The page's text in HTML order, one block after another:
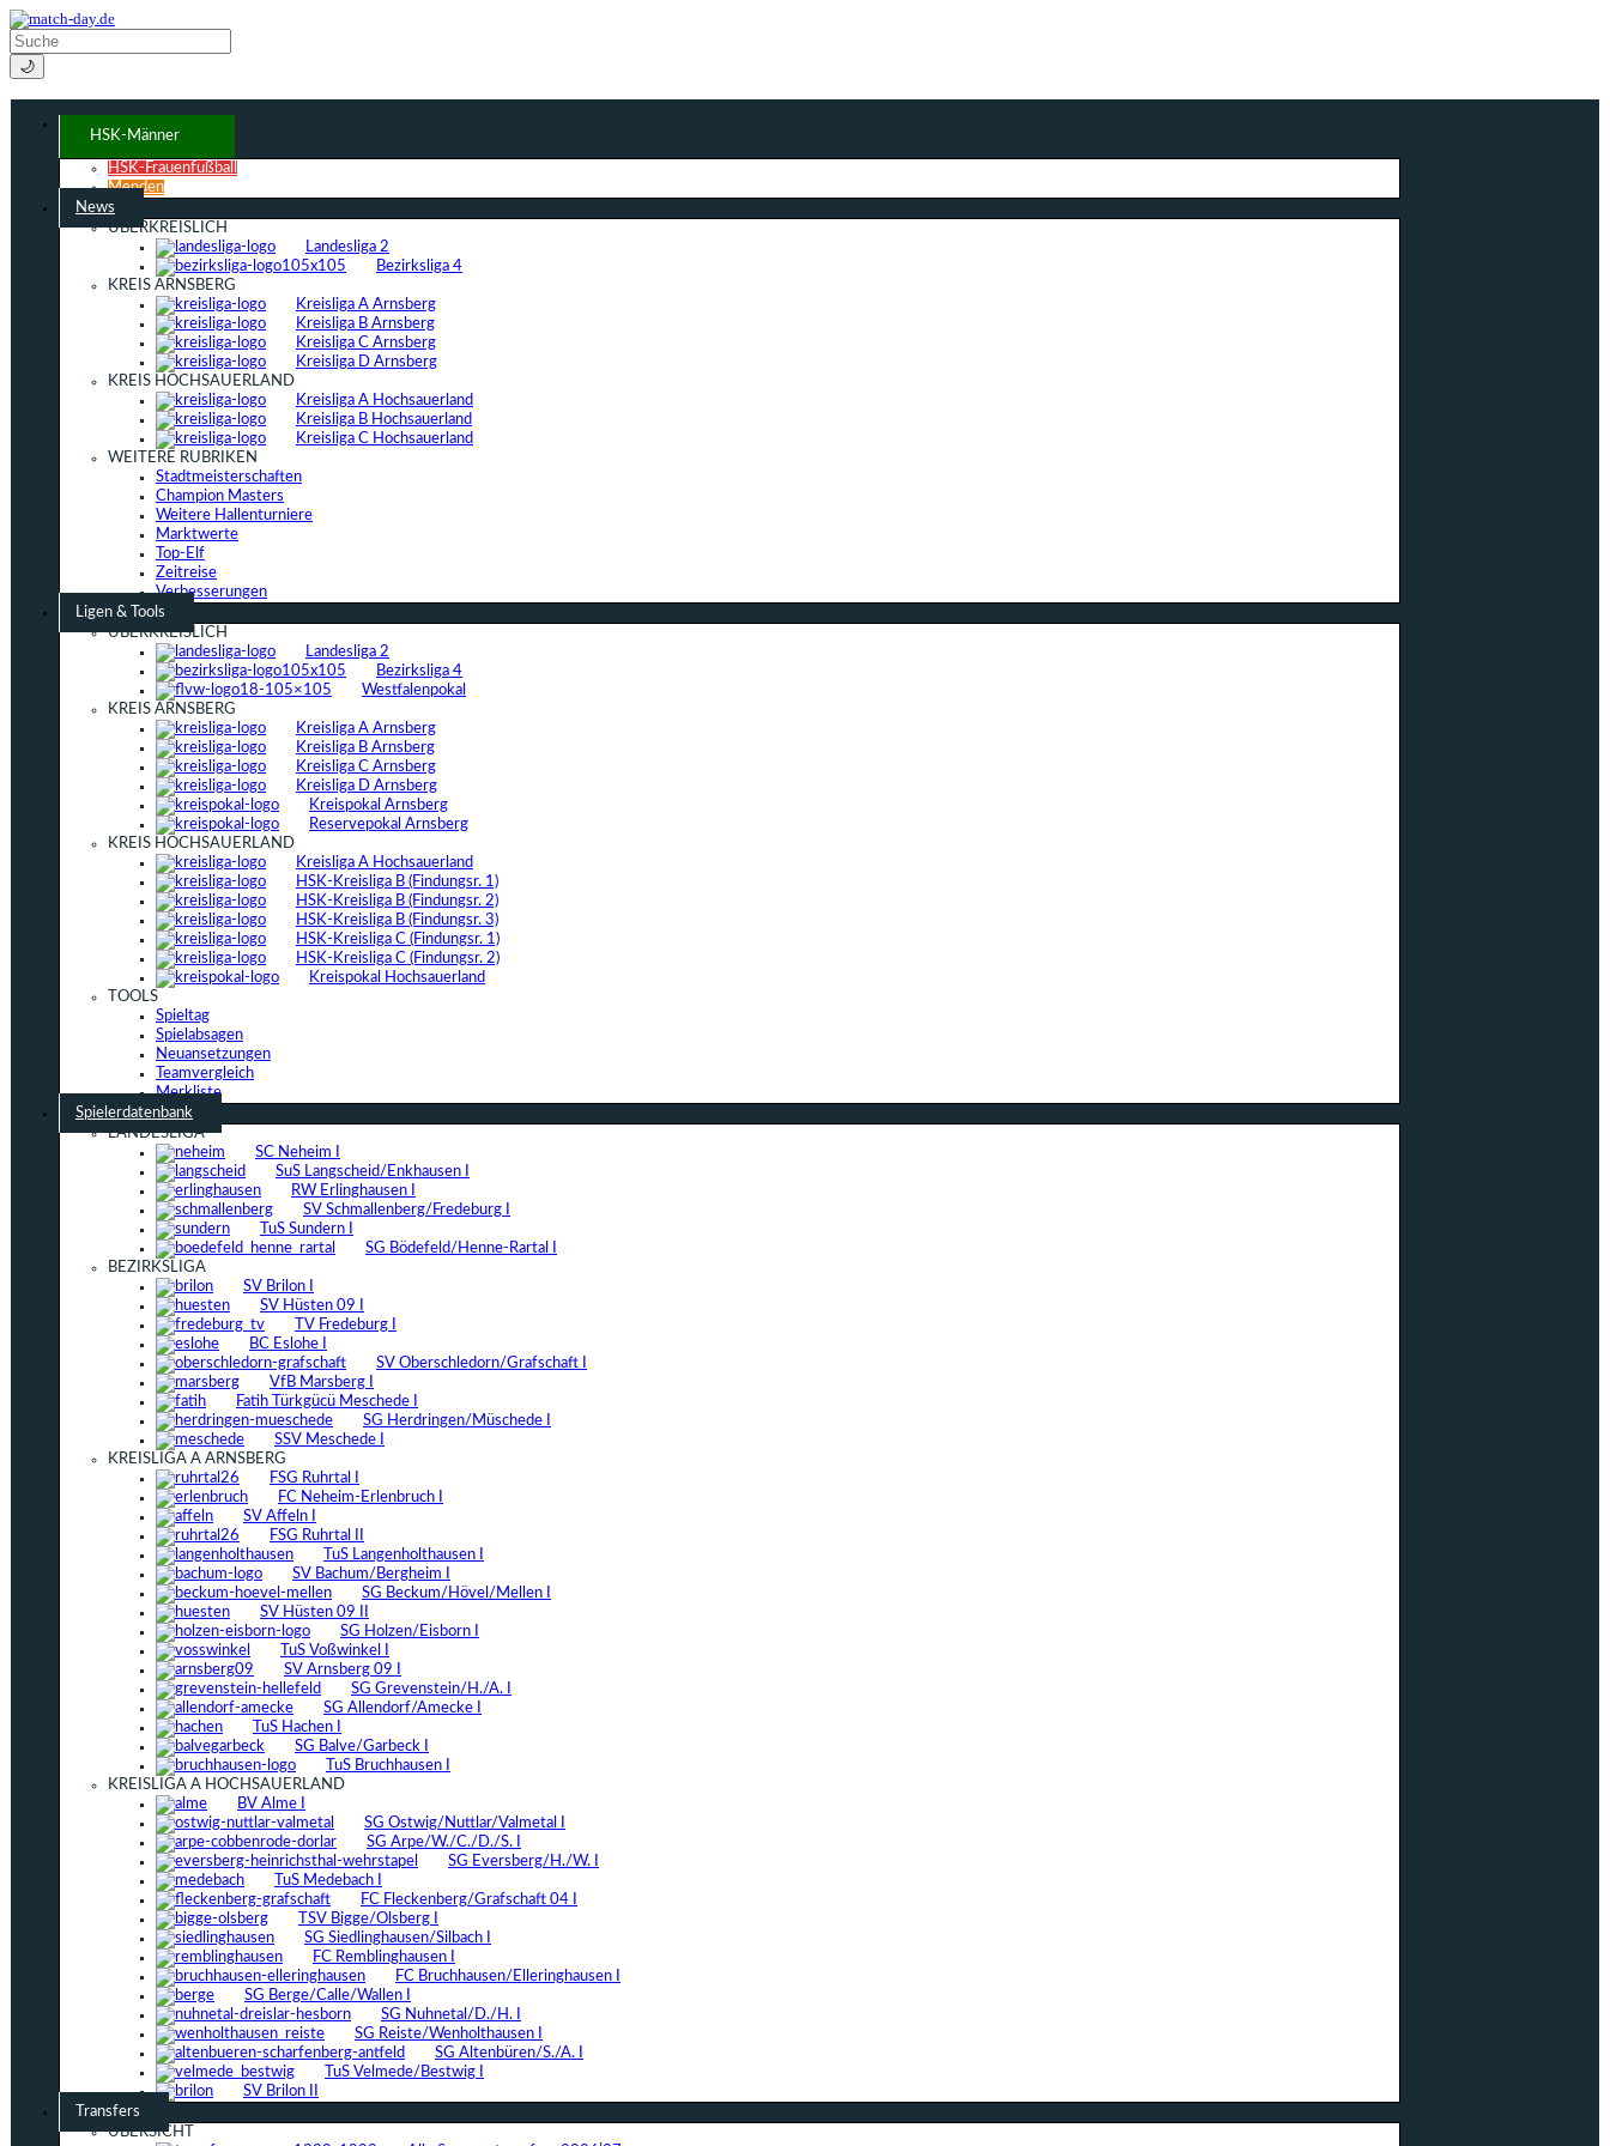
🌙
HSK-Männer
HSK-Frauenfußball
Menden
News
ÜBERKREISLICH
Landesliga 2
Bezirksliga 4
KREIS ARNSBERG
Kreisliga A Arnsberg
Kreisliga B Arnsberg
Kreisliga C Arnsberg
Kreisliga D Arnsberg
KREIS HOCHSAUERLAND
Kreisliga A Hochsauerland
Kreisliga B Hochsauerland
Kreisliga C Hochsauerland
WEITERE RUBRIKEN
Stadtmeisterschaften
Champion Masters
Weitere Hallenturniere
Marktwerte
Top-Elf
Zeitreise
Verbesserungen
Ligen & Tools
ÜBERKREISLICH
Landesliga 2
Bezirksliga 4
Westfalenpokal
KREIS ARNSBERG
Kreisliga A Arnsberg
Kreisliga B Arnsberg
Kreisliga C Arnsberg
Kreisliga D Arnsberg
Kreispokal Arnsberg
Reservepokal Arnsberg
KREIS HOCHSAUERLAND
Kreisliga A Hochsauerland
HSK-Kreisliga B (Findungsr. 1)
HSK-Kreisliga B (Findungsr. 2)
HSK-Kreisliga B (Findungsr. 3)
HSK-Kreisliga C (Findungsr. 1)
HSK-Kreisliga C (Findungsr. 2)
Kreispokal Hochsauerland
TOOLS
Spieltag
Spielabsagen
Neuansetzungen
Teamvergleich
Merkliste
Spielerdatenbank
LANDESLIGA
SC Neheim I
SuS Langscheid/Enkhausen I
RW Erlinghausen I
SV Schmallenberg/Fredeburg I
TuS Sundern I
SG Bödefeld/Henne-Rartal I
BEZIRKSLIGA
SV Brilon I
SV Hüsten 09 I
TV Fredeburg I
BC Eslohe I
SV Oberschledorn/Grafschaft I
VfB Marsberg I
Fatih Türkgücü Meschede I
SG Herdringen/Müschede I
SSV Meschede I
KREISLIGA A ARNSBERG
FSG Ruhrtal I
FC Neheim-Erlenbruch I
SV Affeln I
FSG Ruhrtal II
TuS Langenholthausen I
SV Bachum/Bergheim I
SG Beckum/Hövel/Mellen I
SV Hüsten 09 II
SG Holzen/Eisborn I
TuS Voßwinkel I
SV Arnsberg 09 I
SG Grevenstein/H./A. I
SG Allendorf/Amecke I
TuS Hachen I
SG Balve/Garbeck I
TuS Bruchhausen I
KREISLIGA A HOCHSAUERLAND
BV Alme I
SG Ostwig/Nuttlar/Valmetal I
SG Arpe/W./C./D./S. I
SG Eversberg/H./W. I
TuS Medebach I
FC Fleckenberg/Grafschaft 04 I
TSV Bigge/Olsberg I
SG Siedlinghausen/Silbach I
FC Remblinghausen I
FC Bruchhausen/Elleringhausen I
SG Berge/Calle/Wallen I
SG Nuhnetal/D./H. I
SG Reiste/Wenholthausen I
SG Altenbüren/S./A. I
TuS Velmede/Bestwig I
SV Brilon II
Transfers
ÜBERSICHT